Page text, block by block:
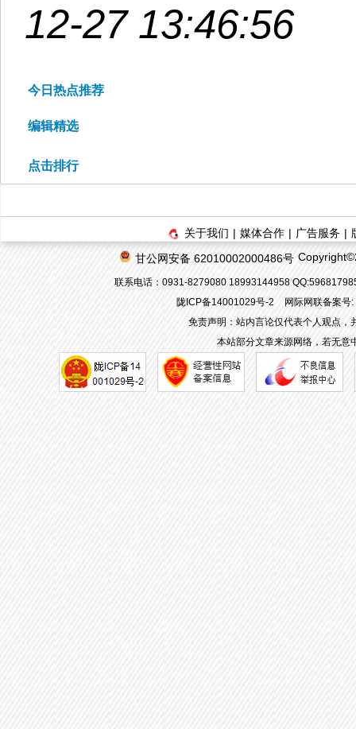
12-27 13:46:56
今日热点推荐
编辑精选
点击排行
关于我们 | 媒体合作 | 广告服务 |
甘公网安备 62010002000486号
联系电话：0931-8279080 18993144958
陇ICP备14001029号-2
网际网联备案
免责声明：站内言论仅代表个人观点，
本站部分文章来源网络，若无意